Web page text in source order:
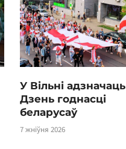
У Вільні адзначаць
Дзень годнасці
беларусаў
7 жніўня 2026